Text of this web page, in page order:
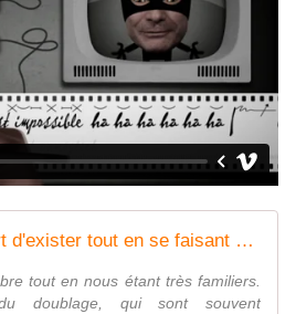
Doubleurs voix : l'art d'exister tout en se faisant oublier
tout en nous étant très familiers.
doublage, qui sont souvent